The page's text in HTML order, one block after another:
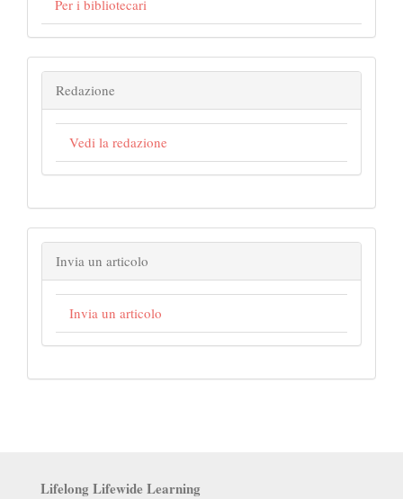
Per i bibliotecari
Redazione
Vedi la redazione
Invia un articolo
Invia un articolo
Lifelong Lifewide Learning